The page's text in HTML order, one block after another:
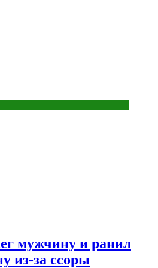
мужчину и ранил
из-за ссоры